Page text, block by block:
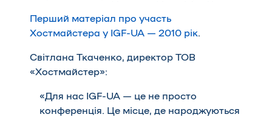
Перший матеріал про участь
Хостмайстера у IGF-UA — 2010 рік.
Світлана Ткаченко, директор ТОВ
«Хостмайстер»:
«Для нас IGF-UA — це не просто
конференція. Це місце, де народжуються